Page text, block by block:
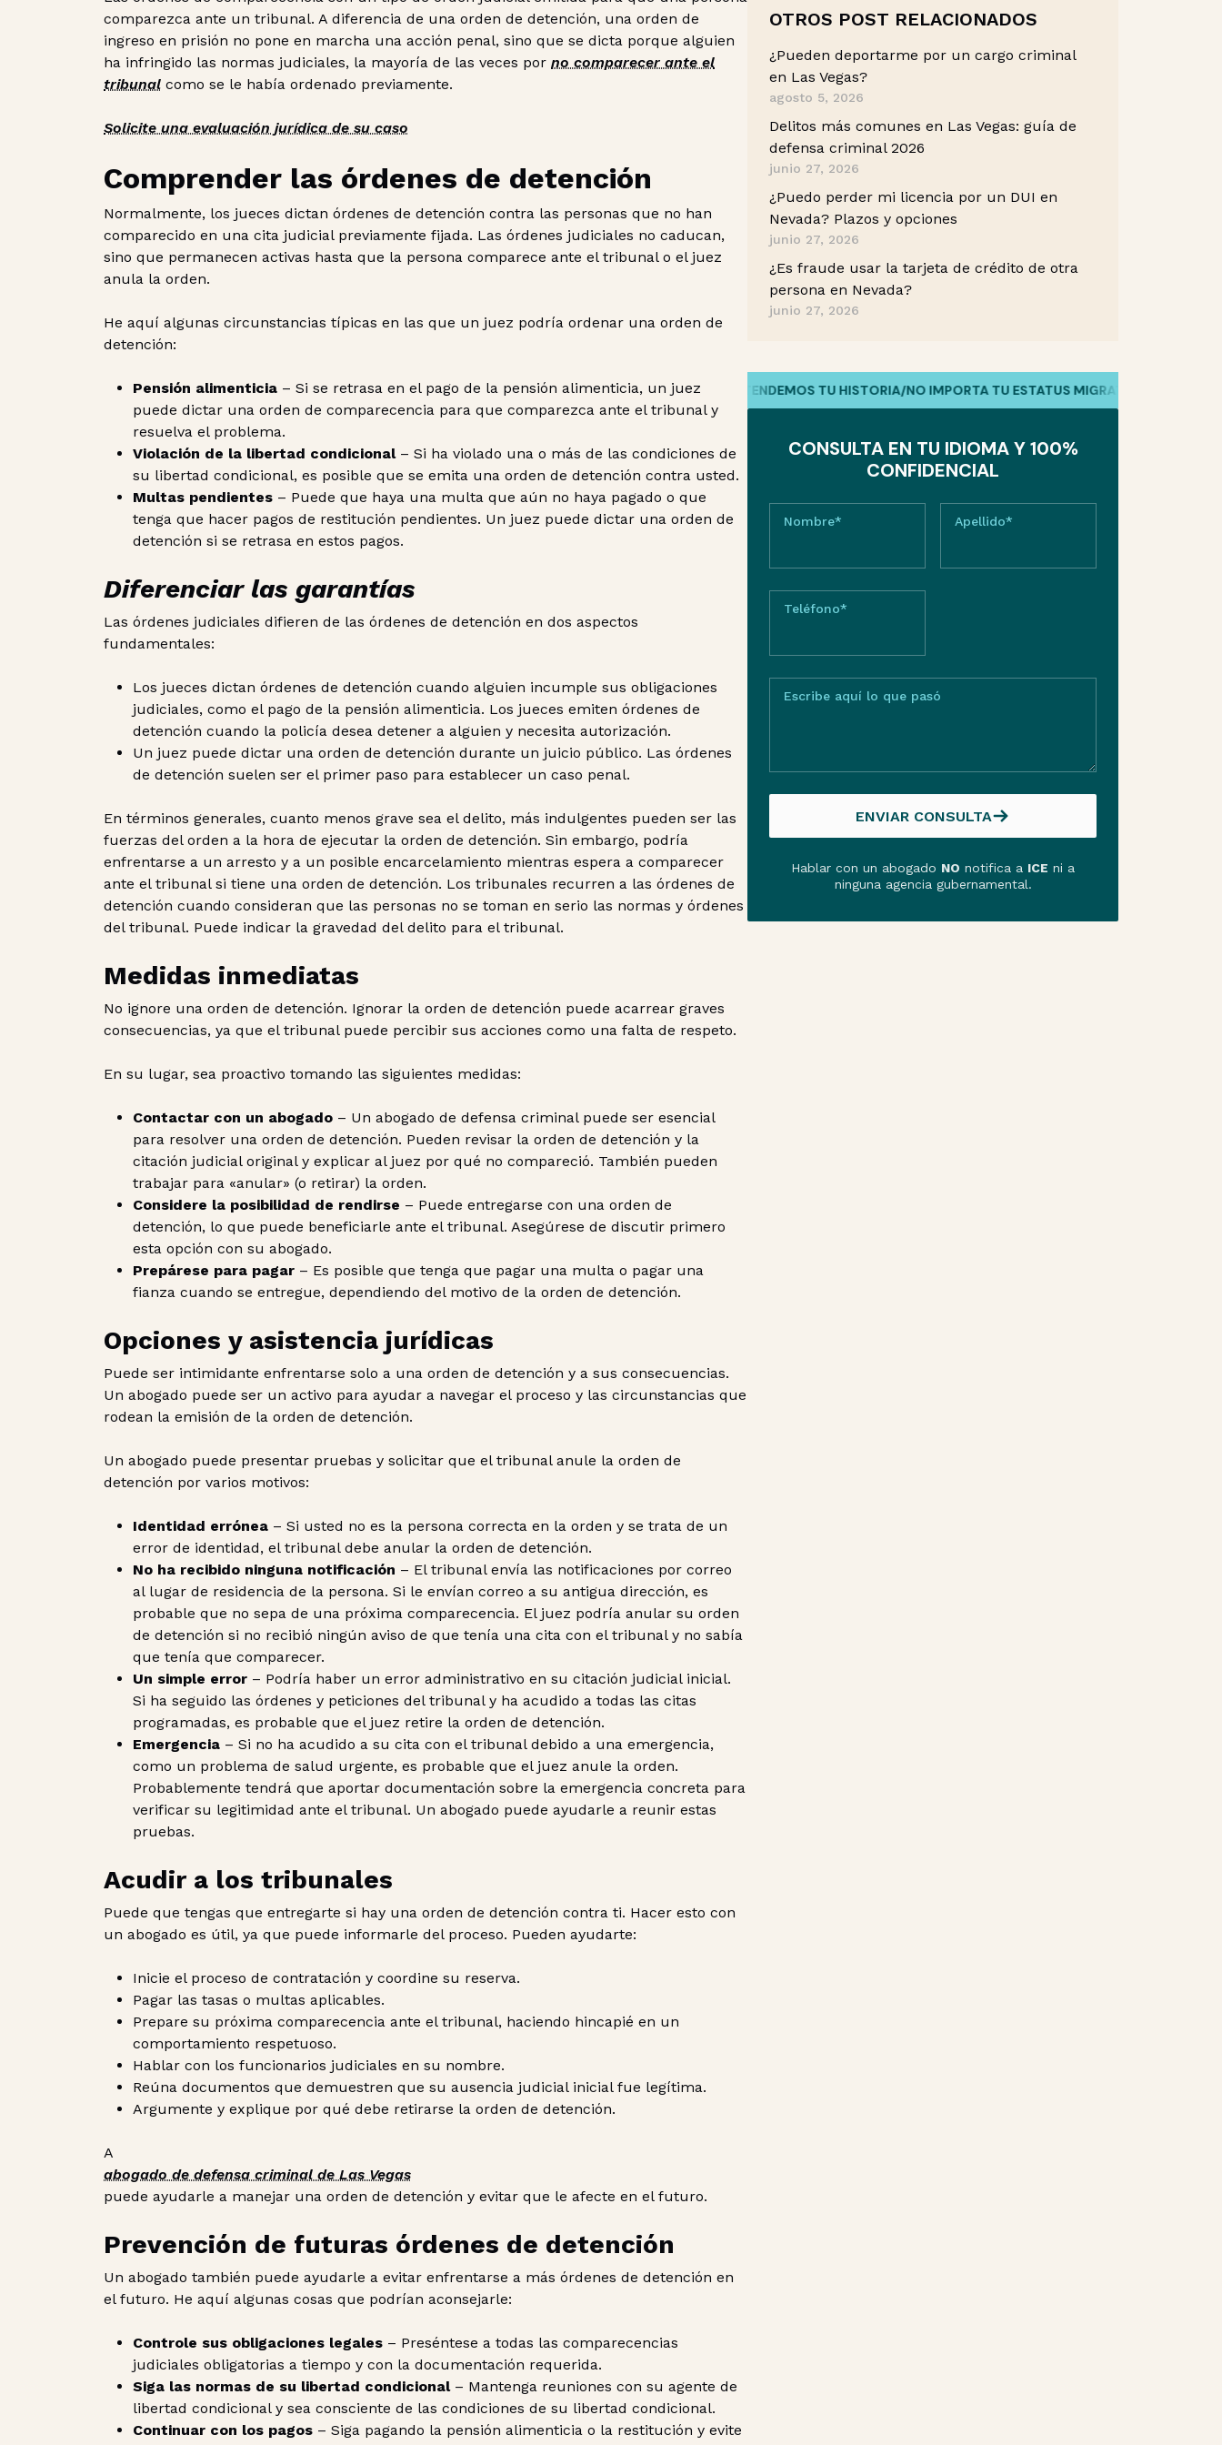
comparezca ante un tribunal. A diferencia de una orden de detención, una orden de
ingreso en prisión no pone en marcha una acción penal, sino que se dicta porque alguien
ha infringido las normas judiciales, la mayoría de las veces por no comparecer ante el
tribunal como se le había ordenado previamente.
Solicite una evaluación jurídica de su caso
Comprender las órdenes de detención
Normalmente, los jueces dictan órdenes de detención contra las personas que no han
comparecido en una cita judicial previamente fijada. Las órdenes judiciales no caducan,
sino que permanecen activas hasta que la persona comparece ante el tribunal o el juez
anula la orden.
He aquí algunas circunstancias típicas en las que un juez podría ordenar una orden de
detención:
Pensión alimenticia – Si se retrasa en el pago de la pensión alimenticia, un juez
puede dictar una orden de comparecencia para que comparezca ante el tribunal y
resuelva el problema.
Violación de la libertad condicional– Si ha violado una o más de las condiciones de
su libertad condicional, es posible que se emita una orden de detención contra usted.
Multas pendientes – Puede que haya una multa que aún no haya pagado o que
tenga que hacer pagos de restitución pendientes. Un juez puede dictar una orden de
detención si se retrasa en estos pagos.
Diferenciar las garantías
Las órdenes judiciales difieren de las órdenes de detención en dos aspectos
fundamentales:
Los jueces dictan órdenes de detención cuando alguien incumple sus obligaciones
judiciales, como el pago de la pensión alimenticia. Los jueces emiten órdenes de
detención cuando la policía desea detener a alguien y necesita autorización.
Un juez puede dictar una orden de detención durante un juicio público. Las órdenes
de detención suelen ser el primer paso para establecer un caso penal.
En términos generales, cuanto menos grave sea el delito, más indulgentes pueden ser las
fuerzas del orden a la hora de ejecutar la orden de detención. Sin embargo, podría
enfrentarse a un arresto y a un posible encarcelamiento mientras espera a comparecer
ante el tribunal si tiene una orden de detención. Los tribunales recurren a las órdenes de
detención cuando consideran que las personas no se toman en serio las normas y órdenes
del tribunal. Puede indicar la gravedad del delito para el tribunal.
Medidas inmediatas
No ignore una orden de detención. Ignorar la orden de detención puede acarrear graves
consecuencias, ya que el tribunal puede percibir sus acciones como una falta de respeto.
En su lugar, sea proactivo tomando las siguientes medidas:
Contactar con un abogado – Un abogado de defensa criminal puede ser esencial
para resolver una orden de detención. Pueden revisar la orden de detención y la
citación judicial original y explicar al juez por qué no compareció. También pueden
trabajar para «anular» (o retirar) la orden.
Considere la posibilidad de rendirse – Puede entregarse con una orden de
detención, lo que puede beneficiarle ante el tribunal. Asegúrese de discutir primero
esta opción con su abogado.
Prepárese para pagar – Es posible que tenga que pagar una multa o pagar una
fianza cuando se entregue, dependiendo del motivo de la orden de detención.
Opciones y asistencia jurídicas
Puede ser intimidante enfrentarse solo a una orden de detención y a sus consecuencias.
Un abogado puede ser un activo para ayudar a navegar el proceso y las circunstancias que
rodean la emisión de la orden de detención.
Un abogado puede presentar pruebas y solicitar que el tribunal anule la orden de
detención por varios motivos:
Identidad errónea – Si usted no es la persona correcta en la orden y se trata de un
error de identidad, el tribunal debe anular la orden de detención.
No ha recibido ninguna notificación – El tribunal envía las notificaciones por correo
al lugar de residencia de la persona. Si le envían correo a su antigua dirección, es
probable que no sepa de una próxima comparecencia. El juez podría anular su orden
de detención si no recibió ningún aviso de que tenía una cita con el tribunal y no sabía
que tenía que comparecer.
Un simple error – Podría haber un error administrativo en su citación judicial inicial.
Si ha seguido las órdenes y peticiones del tribunal y ha acudido a todas las citas
programadas, es probable que el juez retire la orden de detención.
Emergencia – Si no ha acudido a su cita con el tribunal debido a una emergencia,
como un problema de salud urgente, es probable que el juez anule la orden.
Probablemente tendrá que aportar documentación sobre la emergencia concreta para
verificar su legitimidad ante el tribunal. Un abogado puede ayudarle a reunir estas
pruebas.
Acudir a los tribunales
Puede que tengas que entregarte si hay una orden de detención contra ti. Hacer esto con
un abogado es útil, ya que puede informarle del proceso. Pueden ayudarte:
Inicie el proceso de contratación y coordine su reserva.
Pagar las tasas o multas aplicables.
Prepare su próxima comparecencia ante el tribunal, haciendo hincapié en un
comportamiento respetuoso.
Hablar con los funcionarios judiciales en su nombre.
Reúna documentos que demuestren que su ausencia judicial inicial fue legítima.
Argumente y explique por qué debe retirarse la orden de detención.
A
abogado de defensa criminal de Las Vegas
puede ayudarle a manejar una orden de detención y evitar que le afecte en el futuro.
Prevención de futuras órdenes de detención
Un abogado también puede ayudarle a evitar enfrentarse a más órdenes de detención en
el futuro. He aquí algunas cosas que podrían aconsejarle:
Controle sus obligaciones legales – Preséntese a todas las comparecencias
judiciales obligatorias a tiempo y con la documentación requerida.
Siga las normas de su libertad condicional– Mantenga reuniones con su agente de
libertad condicional y sea consciente de las condiciones de su libertad condicional.
Continuar con los pagos – Siga pagando la pensión alimenticia o la restitución y evite
OTROS POST RELACIONADOS
¿Pueden deportarme por un cargo criminal
en Las Vegas?
agosto 5, 2026
Delitos más comunes en Las Vegas: guía de
defensa criminal 2026
junio 27, 2026
¿Puedo perder mi licencia por un DUI en
Nevada? Plazos y opciones
junio 27, 2026
¿Es fraude usar la tarjeta de crédito de otra
persona en Nevada?
junio 27, 2026
HABLAMOS TU IDIOMA/ENTENDEMOS TU HISTORIA/NO IMPORTA TU ESTATUS MIGRATORIO
CONSULTA EN TU IDIOMA Y 100%
CONFIDENCIAL
Nombre* Apellido*
Teléfono*
Escribe aquí lo que pasó
ENVIAR CONSULTA
Hablar con un abogado NO notifica a ICE ni a
ninguna agencia gubernamental.